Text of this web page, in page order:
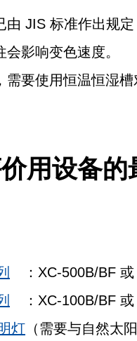
由 JIS 标准作出规
影响变色速度。
要使用恒温恒湿槽
用设备
：XC-500B/BF 或
：XC-100B/BF 或
灯 （需要与自然太